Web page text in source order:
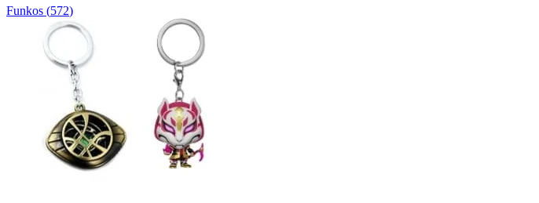
Funkos (572)